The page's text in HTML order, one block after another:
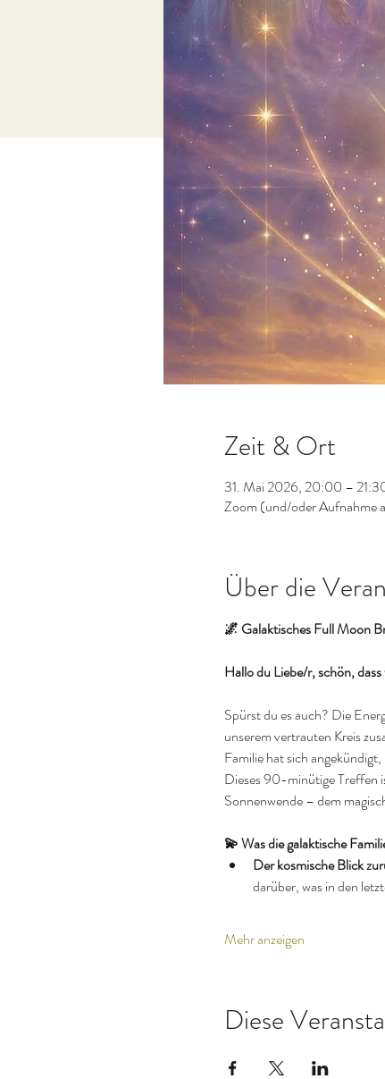
Zeit & Ort
31. Mai 2026, 20:00 –
Zoom (und/oder Aufnahme
Über die
🌌 Galaktisches Full Moon
Hallo du Liebe/r, schön,
Spürst du es auch? Die
unserem vertrauten Kreis
Familie hat sich
Dieses 90-minütige Treffen
Sonnenwende – dem
💫 Was die galaktische
Der kosmische Blick
darüber, was in den
Mehr anzeigen
Diese